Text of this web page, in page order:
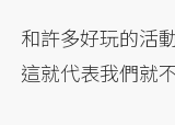
和許多好玩的活
這就代表我們就